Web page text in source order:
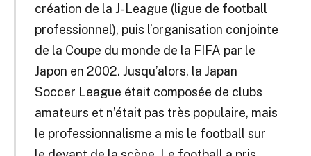
création de la J-League (ligue de football
professionnel), puis l’organisation conjointe
de la Coupe du monde de la FIFA par le
Japon en 2002. Jusqu’alors, la Japan
Soccer League était composée de clubs
amateurs et n’était pas très populaire, mais
le professionnalisme a mis le football sur